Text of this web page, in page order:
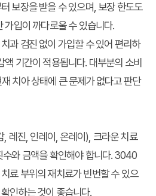
보장을 받을 수 있으며, 보장 한도도
가입이 까다로울 수 있습니다.
과 검진 없이 가입할 수 있어 편리하
기간이 적용됩니다. 대부분의 소비
치아 상태에 큰 문제가 없다고 판단
, 레진, 인레이, 온레이), 크라운 치료
수와 금액을 확인해야 합니다. 3040
료 부위의 재치료가 빈번할 수 있으
인하는 것이 좋습니다.